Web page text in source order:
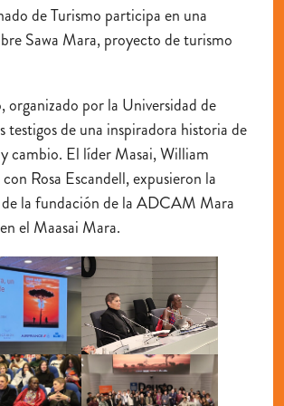
de Turismo participa en una
Sawa Mara, proyecto de turismo
organizado por la Universidad de
testigos de una inspiradora historia de
cambio. El líder Masai, William
Rosa Escandell, expusieron la
la fundación de la ADCAM Mara
el Maasai Mara.